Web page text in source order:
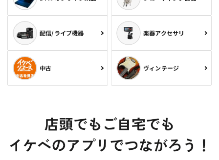
配信/ライブ機器 楽器アクセサリ
中古 ヴィンテージ